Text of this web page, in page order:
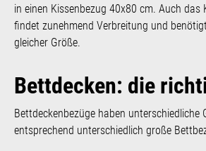
in einen Kissenbezug 40x80 cm. Auch das
findet zunehmend Verbreitung und
gleicher Größe.
Bettdecken: die
Bettdeckenbezüge haben unterschiedliche
entsprechend unterschiedlich große